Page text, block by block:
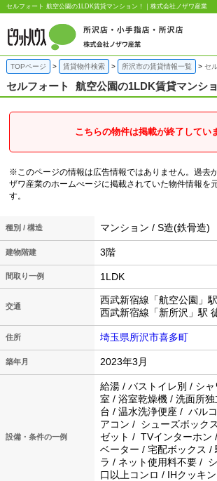
セルフォート 航空公園の1LDK賃貸マンション！｜株式会社ノザワ産業
TOPページ 賃貸物件検索 所沢市の賃貸情報一覧 セ
セルフォート 航空公園の1LDK賃貸マンシ
こちらの物件は掲載が終了してい
※このページの情報は広告情報ではありません。過去
ザワ産業のホームぺージに掲載されていた物件情報を
す。
種別 / 構造 マンション / S造(鉄骨造)
建物階建 3階
間取り一例 1LDK
交通
西武新宿線「航空公園」
西武新宿線「新所沢」駅
住所 埼玉県所沢市喜多町
築年月 2023年3月
設備・条件の一例
給湯 / バストイレ別 / シ
室 / 浴室乾燥機 / 洗面所
台 / 温水洗浄便座 / バル
アコン / シューズボック
ゼット / TVインターホン
ベーター / 宅配ボックス /
ラ / ネット使用料不要 /
口以上コンロ / IHクッキ